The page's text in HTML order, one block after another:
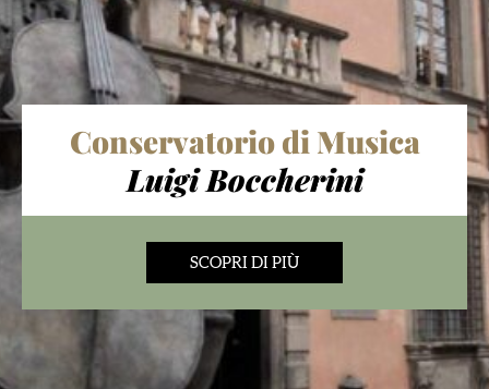
Conservatorio di Musica
Luigi Boccherini
SCOPRI DI PIÙ